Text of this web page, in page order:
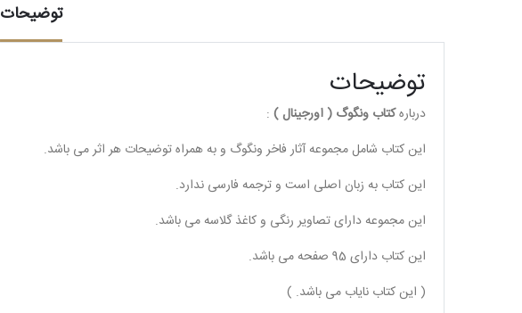
توضیحات
توضیحات
دربارهکتاب ونگوگ ( اورجینال ) :
این کتاب شامل مجموعه آثار فاخر ونگوگ و به همراه توضیحات هر اثر می باشد.
این کتاب به زبان اصلی است و ترجمه فارسی ندارد.
این مجموعه دارای تصاویر رنگی و کاغذ گلاسه می باشد.
این کتاب دارای 95 صفحه می باشد.
( این کتاب نایاب می باشد. )